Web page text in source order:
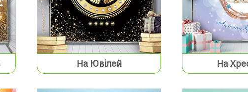
На Ювілей На